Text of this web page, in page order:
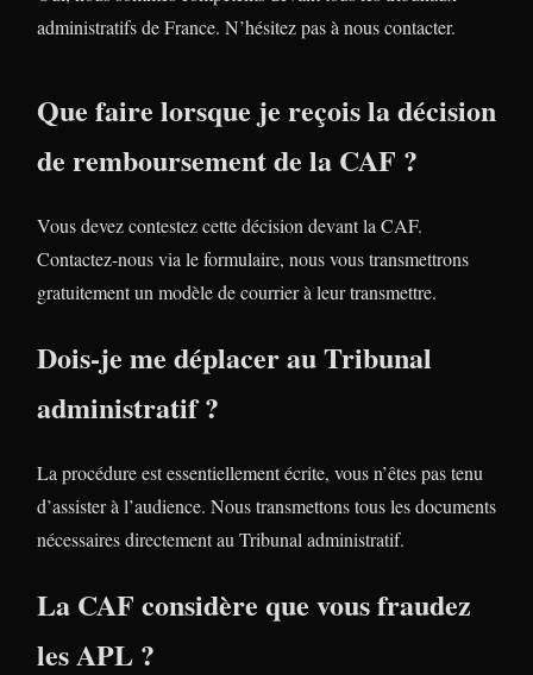
administratifs de France. N’hésitez pas à nous contacter.
Que faire lorsque je reçois la décision
de remboursement de la CAF ?
Vous devez contestez cette décision devant la CAF.
Contactez-nous via le formulaire, nous vous transmettrons
gratuitement un modèle de courrier à leur transmettre.
Dois-je me déplacer au Tribunal
administratif ?
La procédure est essentiellement écrite, vous n’êtes pas tenu
d’assister à l’audience. Nous transmettons tous les documents
nécessaires directement au Tribunal administratif.
La CAF considère que vous fraudez
les APL ?